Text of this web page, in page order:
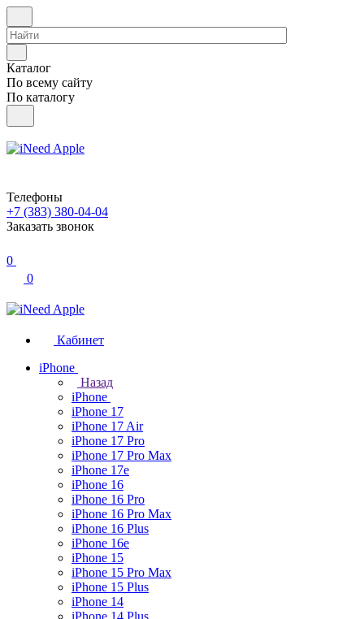
Каталог
По всему сайту
По каталогу
Телефоны
+7 (383) 380-04-04
Заказать звонок
0
0
Кабинет
iPhone
Назад
iPhone
iPhone 17
iPhone 17 Air
iPhone 17 Pro
iPhone 17 Pro Max
iPhone 17e
iPhone 16
iPhone 16 Pro
iPhone 16 Pro Max
iPhone 16 Plus
iPhone 16e
iPhone 15
iPhone 15 Pro Max
iPhone 15 Plus
iPhone 14
iPhone 14 Plus